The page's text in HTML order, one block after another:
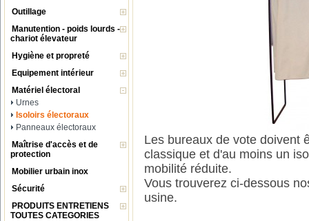
Outillage
Manutention - poids lourds -
chariot élevateur
Hygiène et propreté
Equipement intérieur
Matériel électoral
Urnes
Isoloirs électoraux
Panneaux électoraux
Maîtrise d'accès et de
protection
Mobilier urbain inox
Sécurité
PRODUITS ENTRETIENS
TOUTES CATEGORIES
Les bureaux de vote doivent
classique et d'au moins un
mobilité réduite.
Vous trouverez ci-dessous
usine.